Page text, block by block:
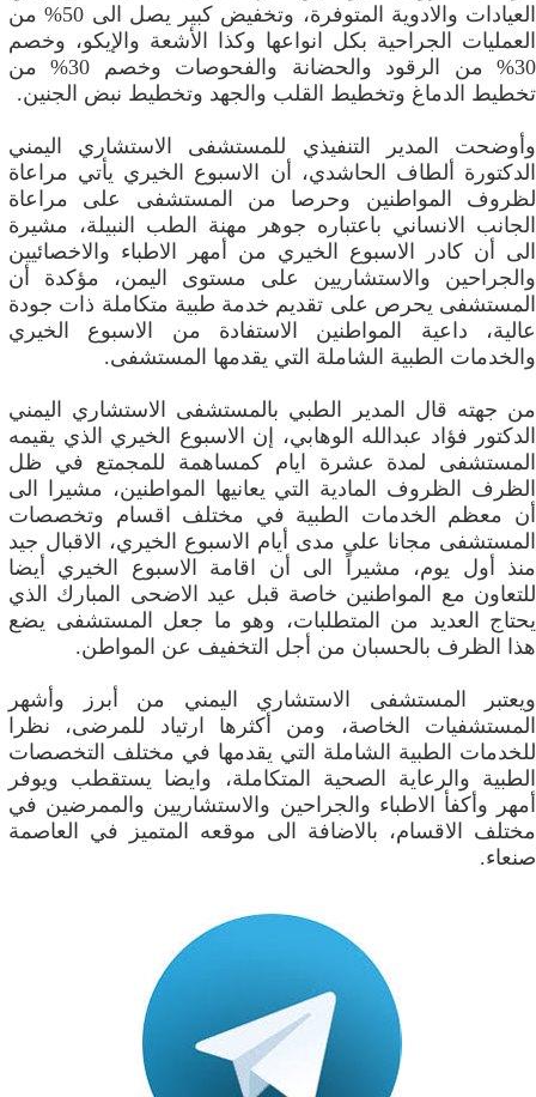
العيادات والادوية المتوفرة، وتخفيض كبير يصل الى 50% من
العمليات الجراحية بكل انواعها وكذا الأشعة والإيكو، وخصم
30% من الرقود والحضانة والفحوصات وخصم 30% من
تخطيط الدماغ وتخطيط القلب والجهد وتخطيط نبض الجنين.
وأوضحت المدير التنفيذي للمستشفى الاستشاري اليمني
الدكتورة ألطاف الحاشدي، أن الاسبوع الخيري يأتي مراعاة
لظروف المواطنين وحرصا من المستشفى على مراعاة
الجانب الانساني باعتباره جوهر مهنة الطب النبيلة، مشيرة
الى أن كادر الاسبوع الخيري من أمهر الاطباء والاخصائيين
والجراحين والاستشاريين على مستوى اليمن، مؤكدة أن
المستشفى يحرص على تقديم خدمة طبية متكاملة ذات جودة
عالية، داعية المواطنين الاستفادة من الاسبوع الخيري
والخدمات الطبية الشاملة التي يقدمها المستشفى.
من جهته قال المدير الطبي بالمستشفى الاستشاري اليمني
الدكتور فؤاد عبدالله الوهابي، إن الاسبوع الخيري الذي يقيمه
المستشفى لمدة عشرة ايام كمساهمة للمجمتع في ظل
الظرف الظروف المادية التي يعانيها المواطنين، مشيرا الى
أن معظم الخدمات الطبية في مختلف اقسام وتخصصات
المستشفى مجانا على مدى أيام الاسبوع الخيري، الاقبال جيد
منذ أول يوم، مشيراً الى أن اقامة الاسبوع الخيري أيضا
للتعاون مع المواطنين خاصة قبل عيد الاضحى المبارك الذي
يحتاج العديد من المتطلبات، وهو ما جعل المستشفى يضع
هذا الظرف بالحسبان من أجل التخفيف عن المواطن.
ويعتبر المستشفى الاستشاري اليمني من أبرز وأشهر
المستشفيات الخاصة، ومن أكثرها ارتياد للمرضى، نظرا
للخدمات الطبية الشاملة التي يقدمها في مختلف التخصصات
الطبية والرعاية الصحية المتكاملة، وايضا يستقطب ويوفر
أمهر وأكفأ الاطباء والجراحين والاستشاريين والممرضين في
مختلف الاقسام، بالاضافة الى موقعه المتميز في العاصمة
صنعاء.